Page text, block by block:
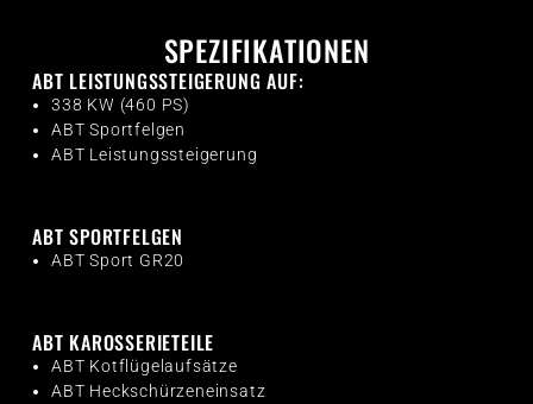
SPEZIFIKATIONEN
ABT LEISTUNGSSTEIGERUNG AUF:
338 KW (460 PS)
ABT Sportfelgen
ABT Leistungssteigerung
ABT SPORTFELGEN
ABT Sport GR20
ABT KAROSSERIETEILE
ABT Kotflügelaufsätze
ABT Heckschürzeneinsatz